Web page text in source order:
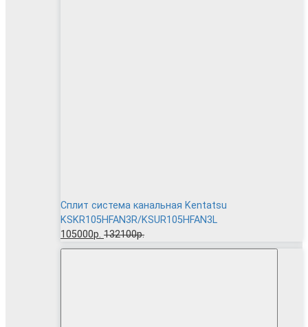
Сплит система канальная Kentatsu
KSKR105HFAN3R/KSUR105HFAN3L
105000р. 132100р.